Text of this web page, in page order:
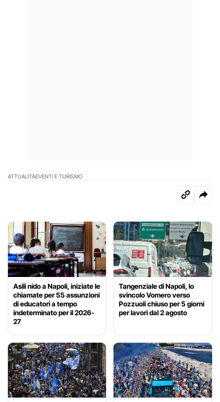
ATTUALITÀEVENTI E TURISMO
Asili nido a Napoli, iniziate le
chiamate per 55 assunzioni
di educatori a tempo
indeterminato per il 2026-
27
Tangenziale di Napoli, lo
svincolo Vomero verso
Pozzuoli chiuso per 5 giorni
per lavori dal 2 agosto